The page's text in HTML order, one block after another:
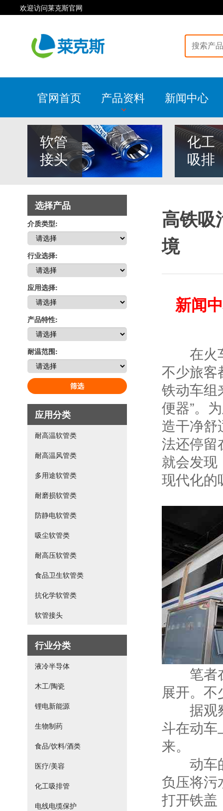
欢迎访问莱克斯官网
官网首页 产品资料 新闻中心
软管
接头
化工
吸排
选择产品
介质类型:
行业选择:
应用选择:
产品特性:
耐温范围:
筛选
应用分类
耐高温软管类
耐高温风管类
多用途软管类
耐磨损软管类
防静电软管类
吸尘软管类
耐高压软管类
食品卫生软管类
抗化学软管类
软管接头
行业分类
液冷半导体
木工/陶瓷
锂电新能源
生物制药
食品/饮料/酒类
医疗/美容
化工吸排管
电线电缆保护
高铁吸
境
新闻
在火车
不少旅客
铁动车组
便器”。
造干净舒
法还停留
就会发现
现代化的
笔者在
展开。
据观察
斗在动车
来。
动车的
负压将污
打开铁盖